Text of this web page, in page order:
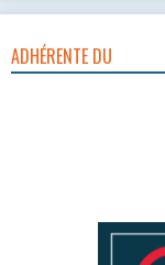
ADHÉRENTE DU